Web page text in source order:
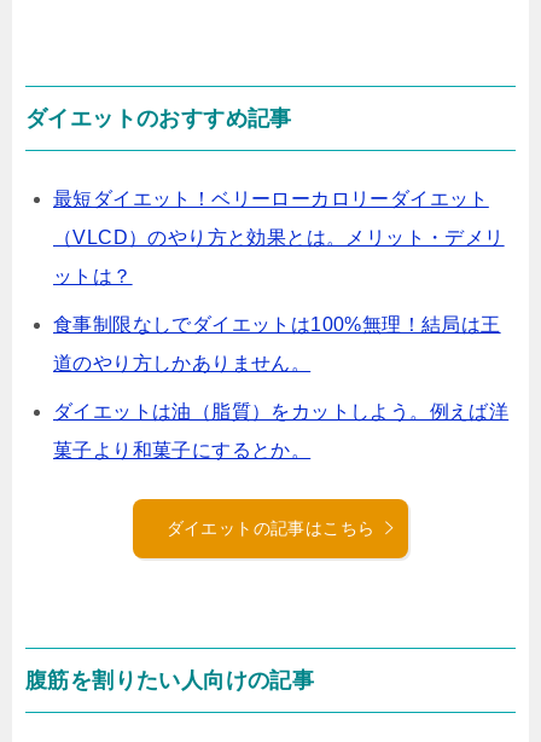
ダイエットのおすすめ記事
最短ダイエット！ベリーローカロリーダイエット
（VLCD）のやり方と効果とは。メリット・デメリ
ットは？
食事制限なしでダイエットは100%無理！結局は王
道のやり方しかありません。
ダイエットは油（脂質）をカットしよう。例えば洋
菓子より和菓子にするとか。
ダイエットの記事はこちら
腹筋を割りたい人向けの記事